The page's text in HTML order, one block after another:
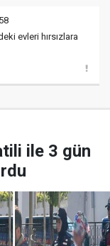
evleri hırsızlara
ile 3 gün